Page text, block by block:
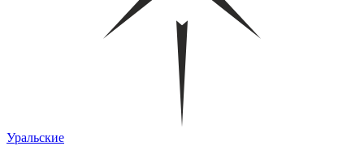
Уральские